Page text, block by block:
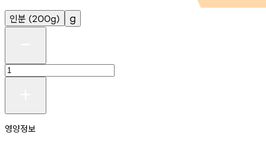
인분 (200g) g
영양정보